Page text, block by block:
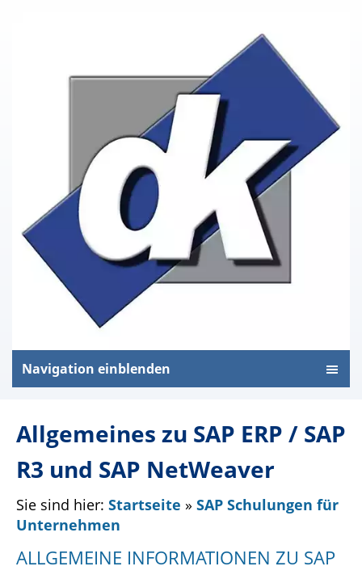
Navigation einblenden
Allgemeines zu SAP ERP / SAP
R3 und SAP NetWeaver
Sie sind hier: Startseite » SAP Schulungen für
Unternehmen
ALLGEMEINE INFORMATIONEN ZU SAP